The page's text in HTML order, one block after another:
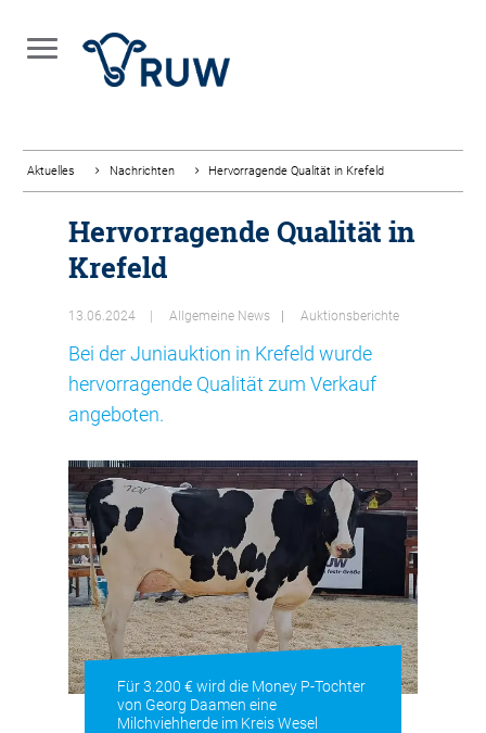
Aktuelles Nachrichten Hervorragende Qualität in Krefeld
Hervorragende Qualität in
Krefeld
13.06.2024 Allgemeine News Auktionsberichte
Bei der Juniauktion in Krefeld wurde
hervorragende Qualität zum Verkauf
angeboten.
Für 3.200 € wird die Money P-Tochter
von Georg Daamen eine
Milchviehherde im Kreis Wesel